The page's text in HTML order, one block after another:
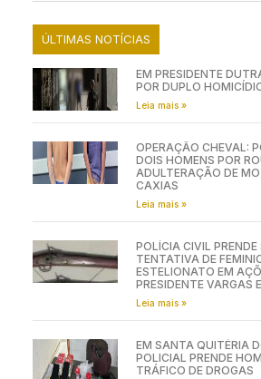
ÚLTIMAS NOTÍCIAS
EM PRESIDENTE
POR DUPLO
Leia mais »
OPERAÇÃO CHEVAL:
DOIS HOMENS POR
ADULTERAÇÃO DE
CAXIAS
Leia mais »
POLÍCIA CIVIL
TENTATIVA DE
ESTELIONATO EM
PRESIDENTE VARGAS
Leia mais »
EM SANTA QUITÉRIA
POLICIAL PRENDE
TRÁFICO DE DROGAS